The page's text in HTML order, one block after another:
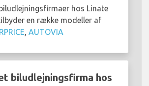
hos Linate
en række modeller af
, AUTOVIA
biludlejningsfirma hos